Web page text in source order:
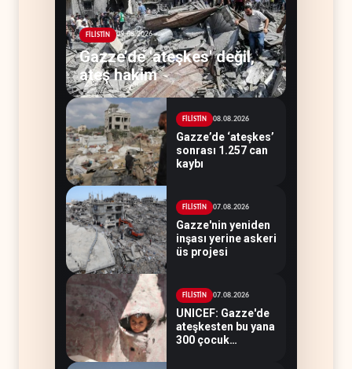
FİLİSTİN 09.08.2026
Gazze’de 'ateşkes' değil,
ateş hakim
FİLİSTİN 08.08.2026
Gazze’de ‘ateşkes’
sonrası 1.257 can
kaybı
FİLİSTİN 07.08.2026
Gazze'nin yeniden
inşası yerine askeri
üs projesi
FİLİSTİN 07.08.2026
UNICEF: Gazze'de
ateşkesten bu yana
300 çocuk